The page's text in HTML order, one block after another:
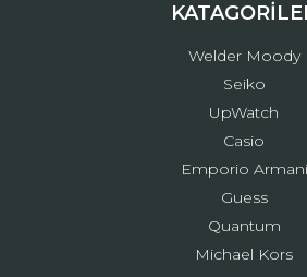
Welder Moody
Seiko
UpWatch
Casio
Emporio Armani
Guess
Quantum
Michael Kors